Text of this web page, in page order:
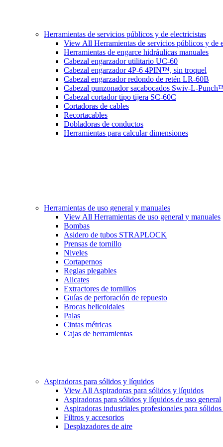
Herramientas de servicios públicos y de electricistas
View All Herramientas de servicios públicos y de
Herramientas de engarce hidráulicas manuales
Cabezal engarzador utilitario UC-60
Cabezal engarzador 4P-6 4PIN™, sin troquel
Cabezal engarzador redondo de retén LR-60B
Cabezal punzonador sacabocados Swiv-L-
Cabezal cortador tipo tijera SC-60C
Cortadoras de cables
Recortacables
Dobladoras de conductos
Herramientas para calcular dimensiones
Herramientas de uso general y manuales
View All Herramientas de uso general y manuales
Bombas
Asidero de tubos STRAPLOCK
Prensas de tornillo
Niveles
Cortapernos
Reglas plegables
Alicates
Extractores de tornillos
Guías de perforación de repuesto
Brocas helicoidales
Palas
Cintas métricas
Cajas de herramientas
Aspiradoras para sólidos y líquidos
View All Aspiradoras para sólidos y líquidos
Aspiradoras para sólidos y líquidos de uso general
Aspiradoras industriales profesionales para
Filtros y accesorios
Desplazadores de aire